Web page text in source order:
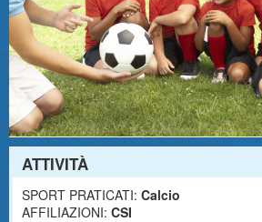
ATTIVITÀ
SPORT PRATICATI: Calcio
AFFILIAZIONI: CSI